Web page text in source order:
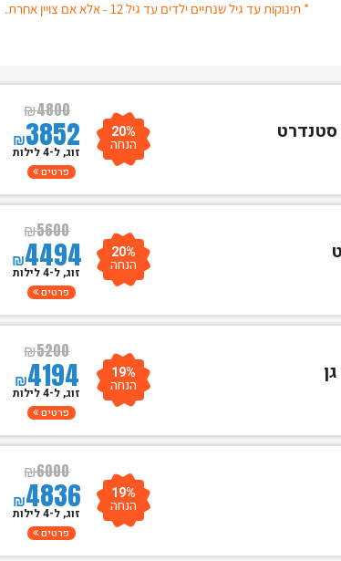
* תינוקות עד גיל שנתיים ילדים עד גיל 12 - אלא אם צויין אחרת.
₪4800
₪3852 20%
הנחה זוג, ל-4 לילות
פרטים
₪5600
₪4494 20%
הנחה זוג, ל-4 לילות
פרטים
₪5200
₪4194 19%
הנחה זוג, ל-4 לילות
פרטים
₪6000
₪4836 19%
הנחה זוג, ל-4 לילות
פרטים